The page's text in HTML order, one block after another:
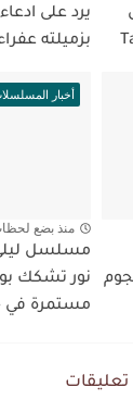
يرد على
بزميلته
أخبار
منذ بضع
مسلسل ليلى
نور تشكك
مستمرة في
تعليقات